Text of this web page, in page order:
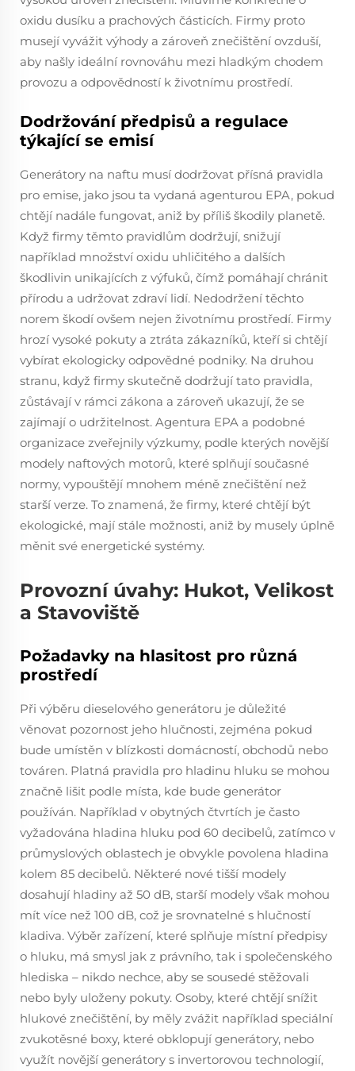
oxidu dusíku a prachových částicích. Firmy proto
musejí vyvážit výhody a zároveň znečištění ovzduší,
aby našly ideální rovnováhu mezi hladkým chodem
provozu a odpovědností k životnímu prostředí.
Dodržování předpisů a regulace
týkající se emisí
Generátory na naftu musí dodržovat přísná pravidla
pro emise, jako jsou ta vydaná agenturou EPA, pokud
chtějí nadále fungovat, aniž by příliš škodily planetě.
Když firmy těmto pravidlům dodržují, snižují
například množství oxidu uhličitého a dalších
škodlivin unikajících z výfuků, čímž pomáhají chránit
přírodu a udržovat zdraví lidí. Nedodržení těchto
norem škodí ovšem nejen životnímu prostředí. Firmy
hrozí vysoké pokuty a ztráta zákazníků, kteří si chtějí
vybírat ekologicky odpovědné podniky. Na druhou
stranu, když firmy skutečně dodržují tato pravidla,
zůstávají v rámci zákona a zároveň ukazují, že se
zajímají o udržitelnost. Agentura EPA a podobné
organizace zveřejnily výzkumy, podle kterých novější
modely naftových motorů, které splňují současné
normy, vypouštějí mnohem méně znečištění než
starší verze. To znamená, že firmy, které chtějí být
ekologické, mají stále možnosti, aniž by musely úplně
měnit své energetické systémy.
Provozní úvahy: Hukot, Velikost
a Stavoviště
Požadavky na hlasitost pro různá
prostředí
Při výběru dieselového generátoru je důležité
věnovat pozornost jeho hlučnosti, zejména pokud
bude umístěn v blízkosti domácností, obchodů nebo
továren. Platná pravidla pro hladinu hluku se mohou
značně lišit podle místa, kde bude generátor
používán. Například v obytných čtvrtích je často
vyžadována hladina hluku pod 60 decibelů, zatímco v
průmyslových oblastech je obvykle povolena hladina
kolem 85 decibelů. Některé nové tišší modely
dosahují hladiny až 50 dB, starší modely však mohou
mít více než 100 dB, což je srovnatelné s hlučností
kladiva. Výběr zařízení, které splňuje místní předpisy
o hluku, má smysl jak z právního, tak i společenského
hlediska – nikdo nechce, aby se sousedé stěžovali
nebo byly uloženy pokuty. Osoby, které chtějí snížit
hlukové znečištění, by měly zvážit například speciální
zvukotěsné boxy, které obklopují generátory, nebo
využít novější generátory s invertorovou technologií,